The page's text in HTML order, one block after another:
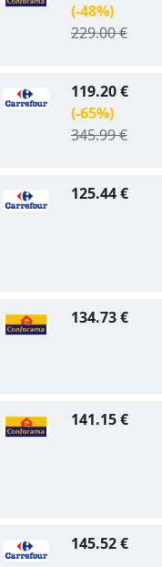
(-48%)
229.00 €
119.20 €
(-65%)
345.99 €
125.44 €
134.73 €
141.15 €
145.52 €